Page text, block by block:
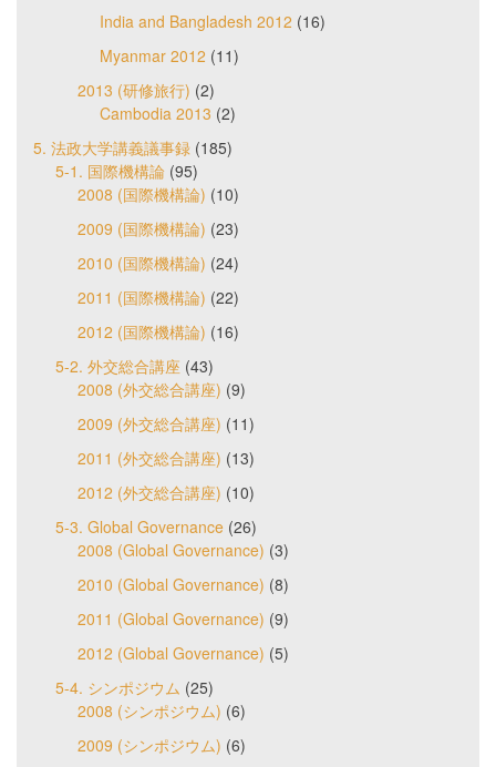
India and Bangladesh 2012 (16)
Myanmar 2012 (11)
2013 (研修旅行) (2)
Cambodia 2013 (2)
5. 法政大学講義議事録 (185)
5-1. 国際機構論 (95)
2008 (国際機構論) (10)
2009 (国際機構論) (23)
2010 (国際機構論) (24)
2011 (国際機構論) (22)
2012 (国際機構論) (16)
5-2. 外交総合講座 (43)
2008 (外交総合講座) (9)
2009 (外交総合講座) (11)
2011 (外交総合講座) (13)
2012 (外交総合講座) (10)
5-3. Global Governance (26)
2008 (Global Governance) (3)
2010 (Global Governance) (8)
2011 (Global Governance) (9)
2012 (Global Governance) (5)
5-4. シンポジウム (25)
2008 (シンポジウム) (6)
2009 (シンポジウム) (6)